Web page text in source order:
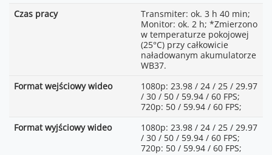
Czas pracy
Transmiter: ok. 3 h 40 min;
Monitor: ok. 2 h; *Zmierzono
w temperaturze pokojowej
(25°C) przy całkowicie
naładowanym akumulatorze
WB37.
Format wejściowy wideo
1080p: 23.98 / 24 / 25 / 29.97
/ 30 / 50 / 59.94 / 60 FPS;
720p: 50 / 59.94 / 60 FPS;
Format wyjściowy wideo
1080p: 23.98 / 24 / 25 / 29.97
/ 30 / 50 / 59.94 / 60 FPS;
720p: 50 / 59.94 / 60 FPS;